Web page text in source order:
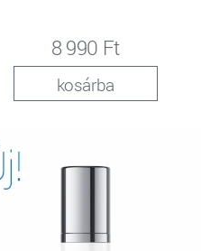
8 990 Ft
kosárba